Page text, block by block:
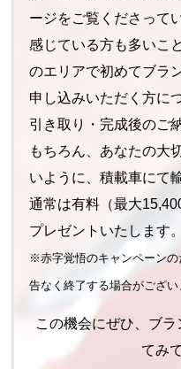
ージをご覧くださって
感じている方も多いこ
のエリアで初めてブラ
申し込みいただく方に
引き取り・完成後のご
もちろん、あなたの大
いように、積載車にて輸
通常は有料（最大
プレゼントいたします。
※赤字覚悟のキャンペーン
告なく終了する場合がござい
この機会にぜひ、ブ
てみ